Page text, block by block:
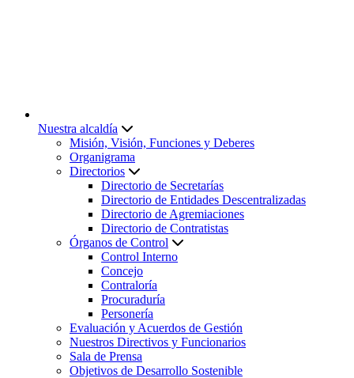
Nuestra alcaldía
Misión, Visión, Funciones y Deberes
Organigrama
Directorios
Directorio de Secretarías
Directorio de Entidades Descentralizadas
Directorio de Agremiaciones
Directorio de Contratistas
Órganos de Control
Control Interno
Concejo
Contraloría
Procuraduría
Personería
Evaluación y Acuerdos de Gestión
Nuestros Directivos y Funcionarios
Sala de Prensa
Objetivos de Desarrollo Sostenible